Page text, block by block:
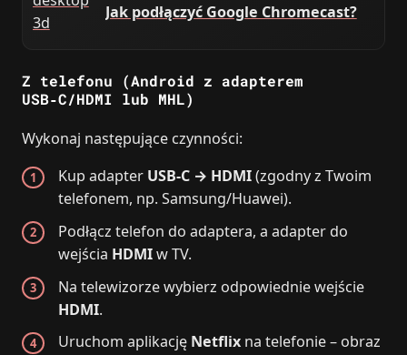
Jak podłączyć Google Chromecast?
Z telefonu (Android z adapterem
USB‑C/HDMI lub MHL)
Wykonaj następujące czynności:
Kup adapter USB‑C → HDMI(zgodny z Twoim
telefonem, np. Samsung/Huawei).
Podłącz telefon do adaptera, a adapter do
wejścia HDMIw TV.
Na telewizorze wybierz odpowiednie wejście
HDMI.
Uruchom aplikację Netflix na telefonie – obraz